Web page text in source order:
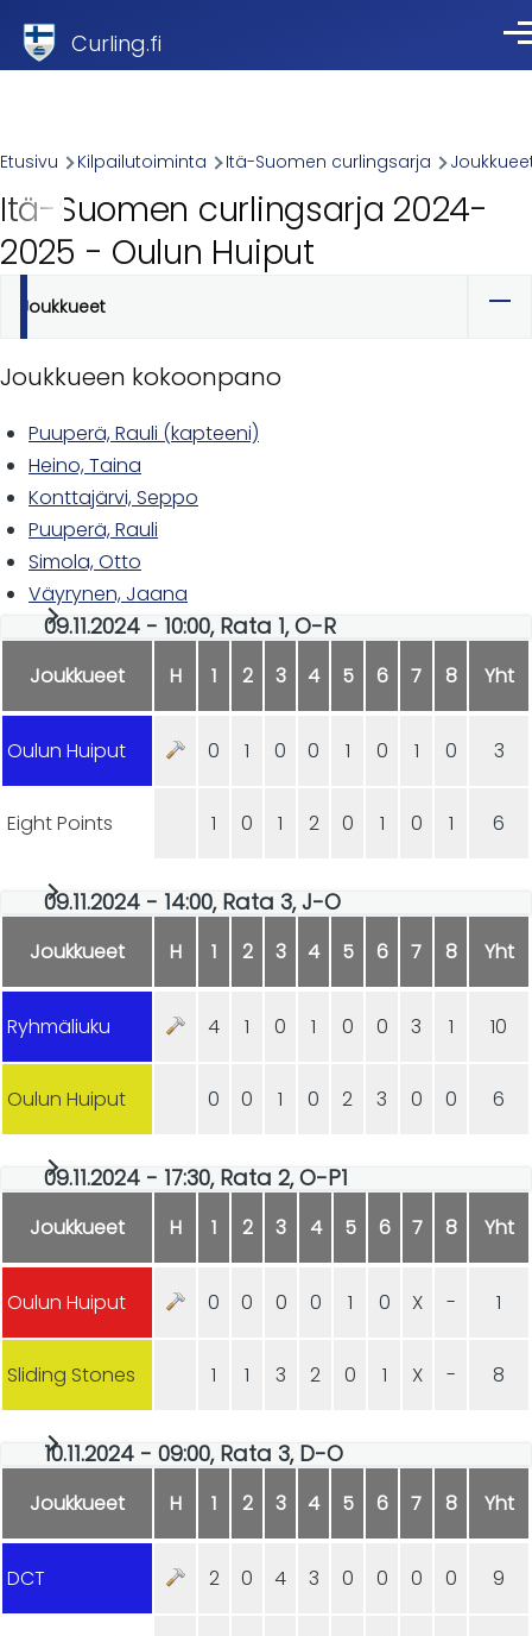
Curling.fi
Breadcrumb
Etusivu Kilpailutoiminta Itä-Suomen curlingsarja
Itä-Suomen curlingsarja 2024-
2025 - Oulun Huiput
Ensisijaiset
välilehdet
Joukkueet
Joukkueen kokoonpano
Puuperä, Rauli (kapteeni)
Heino, Taina
Konttajärvi, Seppo
Puuperä, Rauli
Simola, Otto
Väyrynen, Jaana
09.11.2024 - 10:00, Rata 1, O-R
Joukkueet H 1 2 3 4 5 6 7 8 Yht
Oulun Huiput 0 1 0 0 1 0 1 0 3
Eight Points 1 0 1 2 0 1 0 1 6
09.11.2024 - 14:00, Rata 3, J-O
Joukkueet H 1 2 3 4 5 6 7 8 Yht
Ryhmäliuku 4 1 0 1 0 0 3 1 10
Oulun Huiput 0 0 1 0 2 3 0 0 6
09.11.2024 - 17:30, Rata 2, O-P1
Joukkueet H 1 2 3 4 5 6 7 8 Yht
Oulun Huiput 0 0 0 0 1 0 X - 1
Sliding Stones 1 1 3 2 0 1 X - 8
10.11.2024 - 09:00, Rata 3, D-O
Joukkueet H 1 2 3 4 5 6 7 8 Yht
DCT 2 0 4 3 0 0 0 0 9